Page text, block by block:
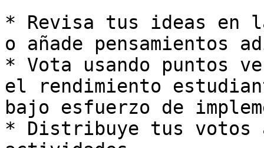
* Revisa tus ideas en
o añade pensamientos
* Vota usando puntos
el rendimiento
bajo esfuerzo de
* Distribuye tus votos